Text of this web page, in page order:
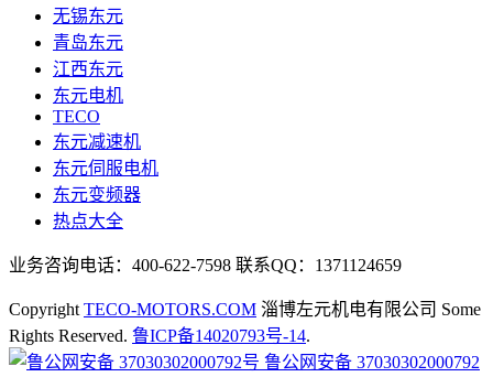
无锡东元
青岛东元
江西东元
东元电机
TECO
东元减速机
东元伺服电机
东元变频器
热点大全
业务咨询电话：400-622-7598 联系QQ：1371124659
Copyright TECO-MOTORS.COM 淄博左元机电有限公司 Some
Rights Reserved. 鲁ICP备14020793号-14.
鲁公网安备 37030302000792